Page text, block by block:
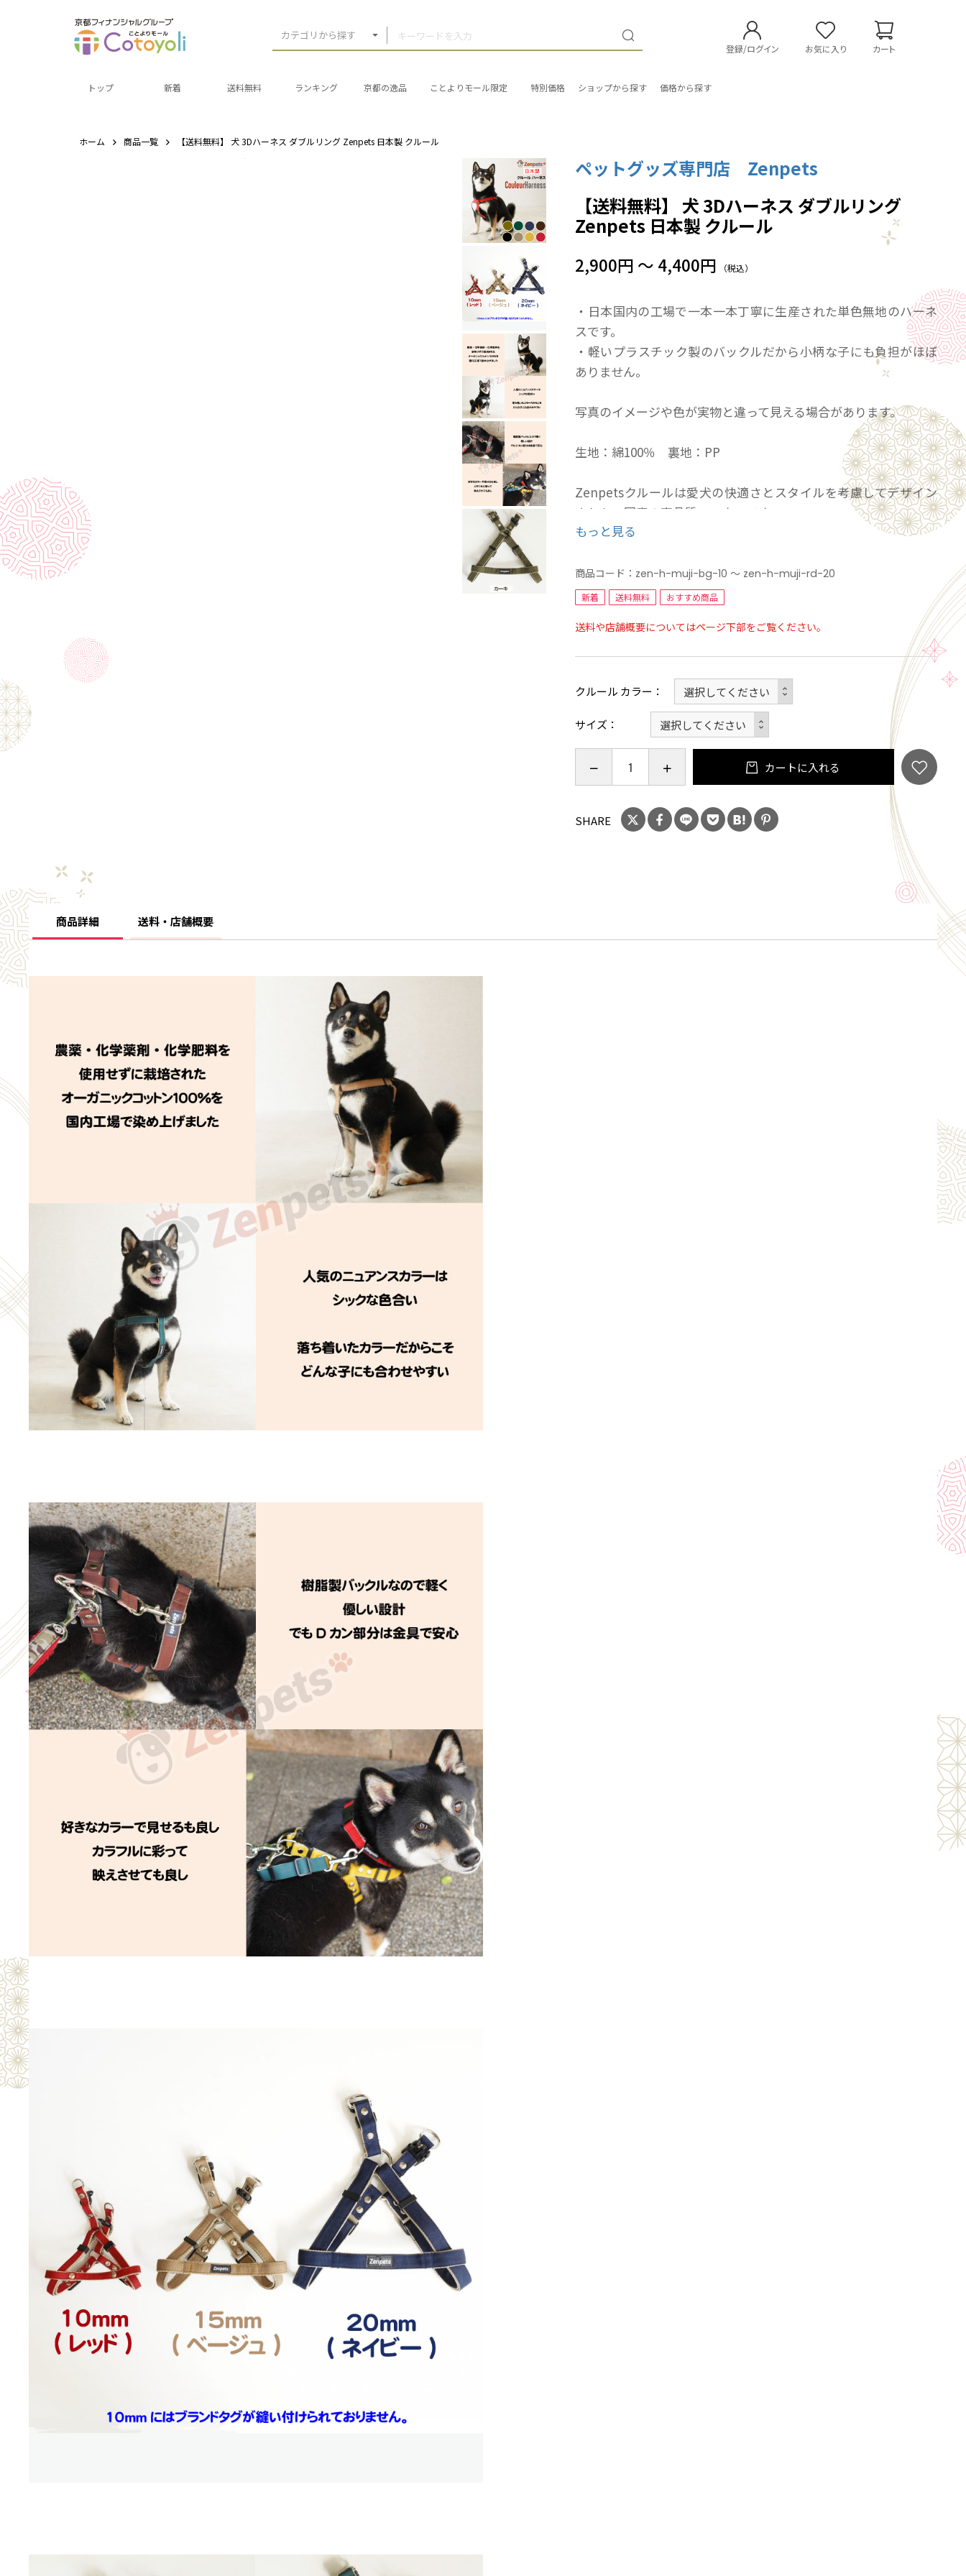
カテゴリから探す
登録/ログイン お気に入り カート
トップ 新着 送料無料 ランキング 京都の逸品 ことよりモール限定 特別価格 ショップから探す 価格から探す
ホーム 商品一覧 【送料無料】 犬 3Dハーネス ダブルリング Zenpets 日本製 クルール
ペットグッズ専門店 Zenpets
【送料無料】 犬 3Dハーネス ダブルリング
Zenpets 日本製 クルール
2,900円 ～ 4,400円 （税込）
・日本国内の工場で一本一本丁寧に生産された単色無地のハーネ
スです。
・軽いプラスチック製のバックルだから小柄な子にも負担がほぼ
ありません。
写真のイメージや色が実物と違って見える場合があります。
生地：綿100％ 裏地：PP
Zenpetsクルールは愛犬の快適さとスタイルを考慮してデザイン
された、国産の高品質ハーネスです。
日本国内の工場で一本一本丁寧に生産されています。
わせることができます。
特に注目すべきはトレンドを押さえたくすみカラーのバリエーシ
このハーネスはワンタッチで簡単に装着可能で、お散歩の支度も
軽量設計なので、長時間の使用でも愛犬の首に負担をかけませ
バックルも国内メーカー製に拘り、しっかりと安全な商品をお届
けします。
そしてオーナーが愛犬をより一層かわいく、おしゃれに見せたい
と考える方に最適なハーネスです。
小型犬から大型犬まで、どのサイズの犬にもフィットするように
愛犬との毎日がもっと楽しく、カラフルに彩られること間違いな
もっと見る
商品コード： zen-h-muji-bg-10 ～ zen-h-muji-rd-20
新着 送料無料 おすすめ商品
送料や店舗概要についてはページ下部をご覧ください。
クルール カラー
サイズ
カートに入れる
SHARE
商品詳細 送料・店舗概要